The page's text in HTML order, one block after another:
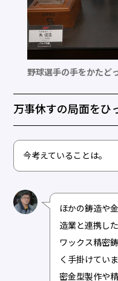
野球選手の手をかたど
万事休すの局面をひ
今考えていることは。
ほかの鋳造や
造業と連携し
ワックス精密
く手掛けてい
密金型製作や